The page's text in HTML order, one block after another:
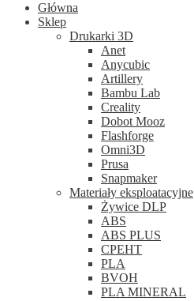
Główna
Sklep
Drukarki 3D
Anet
Anycubic
Artillery
Bambu Lab
Creality
Dobot Mooz
Flashforge
Omni3D
Prusa
Snapmaker
Materiały eksploatacyjne
Żywice DLP
ABS
ABS PLUS
CPEHT
PLA
BVOH
PLA MINERAL